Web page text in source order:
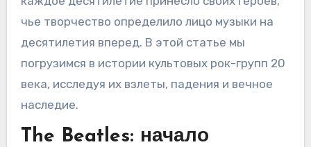
чье творчество определило лицо музыки на
десятилетия вперед. В этой статье мы
погрузимся в истории культовых рок-групп 20
века, исследуя их взлеты, падения и вечное
наследие.
The Beatles: начало